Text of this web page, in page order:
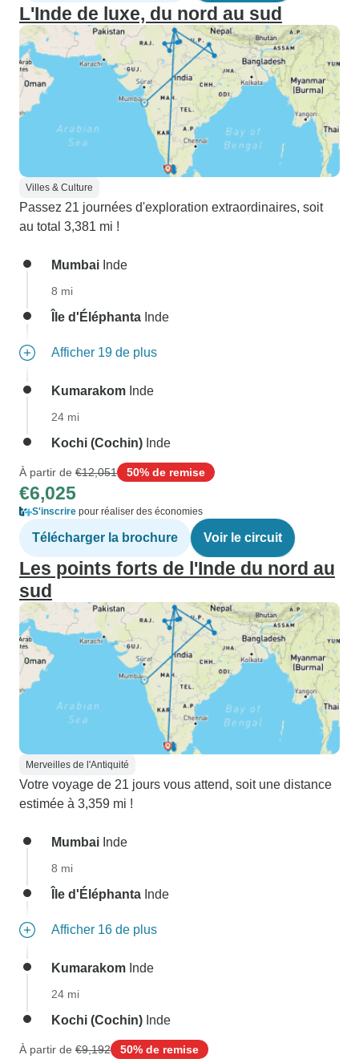
L'Inde de luxe, du nord au sud
Villes & Culture
Passez 21 journées d'exploration extraordinaires, soit
au total 3,381 mi !
Mumbai Inde
8 mi
Île d'Éléphanta Inde
Afficher 19 de plus
Kumarakom Inde
24 mi
Kochi (Cochin) Inde
À partir de €12,051 50% de remise
€6,025
S'inscrire pour réaliser des économies
Télécharger la brochure Voir le circuit
Les points forts de l'Inde du nord au
sud
Merveilles de l'Antiquité
Votre voyage de 21 jours vous attend, soit une distance
estimée à 3,359 mi !
Mumbai Inde
8 mi
Île d'Éléphanta Inde
Afficher 16 de plus
Kumarakom Inde
24 mi
Kochi (Cochin) Inde
À partir de €9,192 50% de remise